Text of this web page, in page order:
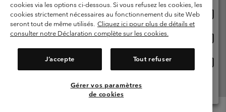
Voorwaarden voor door gebruikers gegenereerde inhoud
Impressum
Cookies
cookies via les options ci-dessous. Si vous refusez les cookies, les
cookies strictement nécessaires au fonctionnement du site Web
seront tout de même utilisés. Cliquez ici pour plus de détails et
consulter notre Déclaration complète sur les cookies.
J’accepte Tout refuser
Gérer vos paramètres
de cookies
Belgium-English
Belgium-Français
Belgium-Dutch
Alle Locaties Bekijken